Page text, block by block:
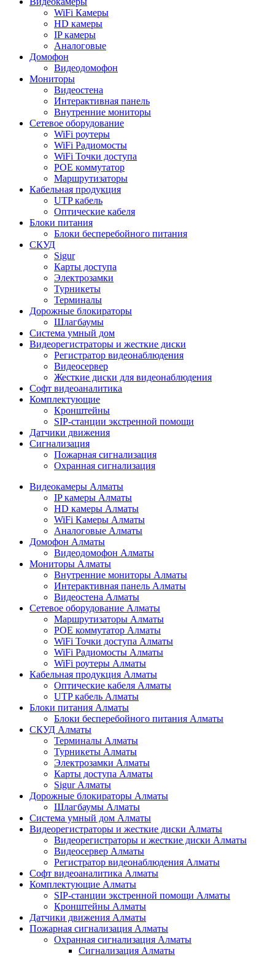
WiFi Камеры
HD камеры
IP камеры
Аналоговые
Домофон
Видеодомофон
Мониторы
Видеостена
Интерактивная панель
Внутренние мониторы
Сетевое оборудование
WiFi роутеры
WiFi Радиомосты
WiFi Точки доступа
POE коммутатор
Маршрутизаторы
Кабельная продукция
UTP кабель
Оптические кабеля
Блоки питания
Блоки бесперебойного питания
СКУД
Sigur
Карты доступа
Электрозамки
Турникеты
Терминалы
Дорожные блокираторы
Шлагбаумы
Cистема умный дом
Видеорегистраторы и жесткие диски
Регистратор видеонаблюдения
Видеосервер
Жесткие диски для видеонаблюдения
Софт видеоаналитика
Комплектующие
Кронштейны
SIP-станции экстренной помощи
Датчики движения
Сигнализация
Пожарная сигнализация
Охранная сигнализация
Видеокамеры Алматы
IP камеры Алматы
HD камеры Алматы
WiFi Камеры Алматы
Аналоговые Алматы
Домофон Алматы
Видеодомофон Алматы
Мониторы Алматы
Внутренние мониторы Алматы
Интерактивная панель Алматы
Видеостена Алматы
Сетевое оборудование Алматы
Маршрутизаторы Алматы
POE коммутатор Алматы
WiFi Точки доступа Алматы
WiFi Радиомосты Алматы
WiFi роутеры Алматы
Кабельная продукция Алматы
Оптические кабеля Алматы
UTP кабель Алматы
Блоки питания Алматы
Блоки бесперебойного питания Алматы
СКУД Алматы
Терминалы Алматы
Турникеты Алматы
Электрозамки Алматы
Карты доступа Алматы
Sigur Алматы
Дорожные блокираторы Алматы
Шлагбаумы Алматы
Система умный дом Алматы
Видеорегистраторы и жесткие диски Алматы
Видеорегистраторы и жесткие диски Алматы
Видеосервер Алматы
Регистратор видеонаблюдения Алматы
Софт видеоаналитика Алматы
Комплектующие Алматы
SIP-станции экстренной помощи Алматы
Кронштейны Алматы
Датчики движения Алматы
Пожарная сигнализация Алматы
Охранная сигнализация Алматы
Сигнализация Алматы